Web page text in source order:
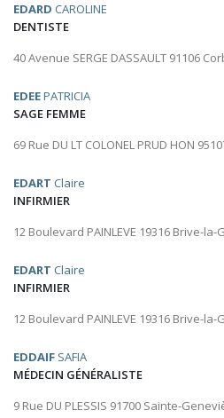
EDARD CAROLINE
DENTISTE
40 Avenue SERGE DASSAULT 91106
EDEEPATRICIA
SAGE FEMME
69 Rue DU LT COLONEL PRUD HON
EDART Claire
INFIRMIER
12 Boulevard PAINLEVE 19316 Brive-la-
EDART Claire
INFIRMIER
12 Boulevard PAINLEVE 19316 Brive-la-
EDDAIF SAFIA
MÉDECIN GÉNÉRALISTE
9 Rue DU PLESSIS 91700 Sainte-